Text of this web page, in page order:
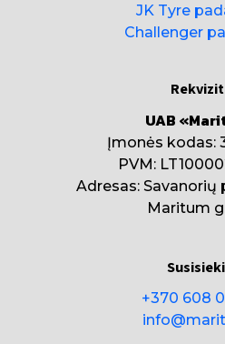
JK Tyre
Challenger
UAB
Įmonės kodas:
PVM:
Adresas: Savanorių
Maritum
+370 608